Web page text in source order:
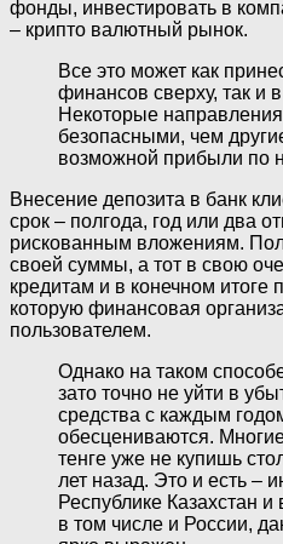
фонды, инвестировать в
– крипто валютный рынок.
Все это может как
финансов сверху, так и
Некоторые
безопасными, чем
возможной прибыли по
Внесение депозита в банк
срок – полгода, год или два
рискованным вложениям.
своей суммы, а тот в свою
кредитам и в конечном итоге
которую финансовая
пользователем.
Однако на таком
зато точно не уйти в
средства с каждым
обесцениваются.
тенге уже не купишь
лет назад. Это и есть –
Республике Казахстан
в том числе и России,